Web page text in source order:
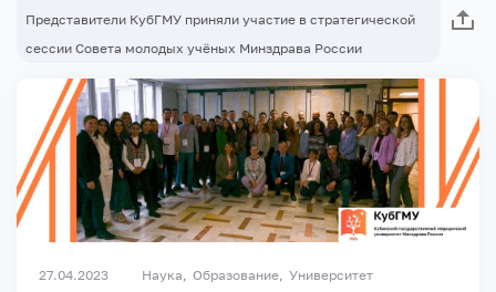
Представители КубГМУ приняли участие в стратегической
сессии Совета молодых учёных Минздрава России
27.04.2023 Наука Образование Университет